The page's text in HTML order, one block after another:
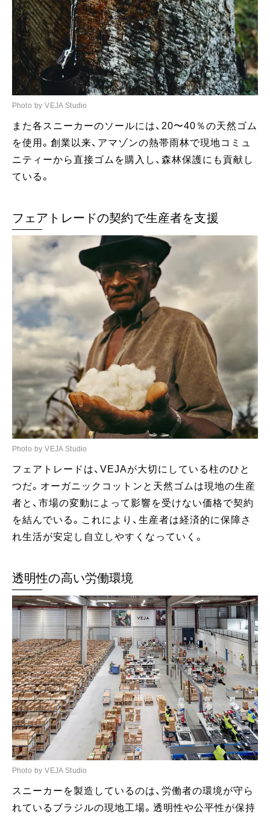
Photo by VEJA Studio
また各スニーカーのソールには、20〜40％の天然ゴム
を使用。創業以来、アマゾンの熱帯雨林で現地コミュ
ニティーから直接ゴムを購入し、森林保護にも貢献し
ている。
フェアトレードの契約で生産者を支援
Photo by VEJA Studio
フェアトレードは、VEJAが大切にしている柱のひと
つだ。オーガニックコットンと天然ゴムは現地の生産
者と、市場の変動によって影響を受けない価格で契約
を結んでいる。これにより、生産者は経済的に保障さ
れ生活が安定し自立しやすくなっていく。
透明性の高い労働環境
Photo by VEJA Studio
スニーカーを製造しているのは、労働者の環境が守ら
れているブラジルの現地工場。透明性や公平性が保持